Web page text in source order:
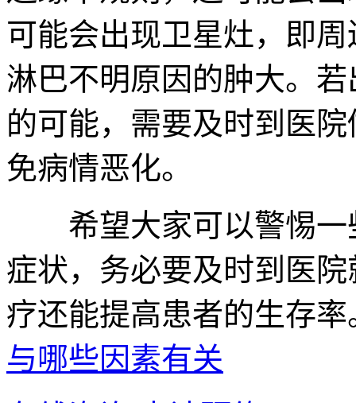
可能会出现卫星灶，即
淋巴不明原因的肿大。
的可能，需要及时到医
免病情恶化。
希望大家可以警惕一
症状，务必要及时到医
疗还能提高患者的生存
与哪些因素有关